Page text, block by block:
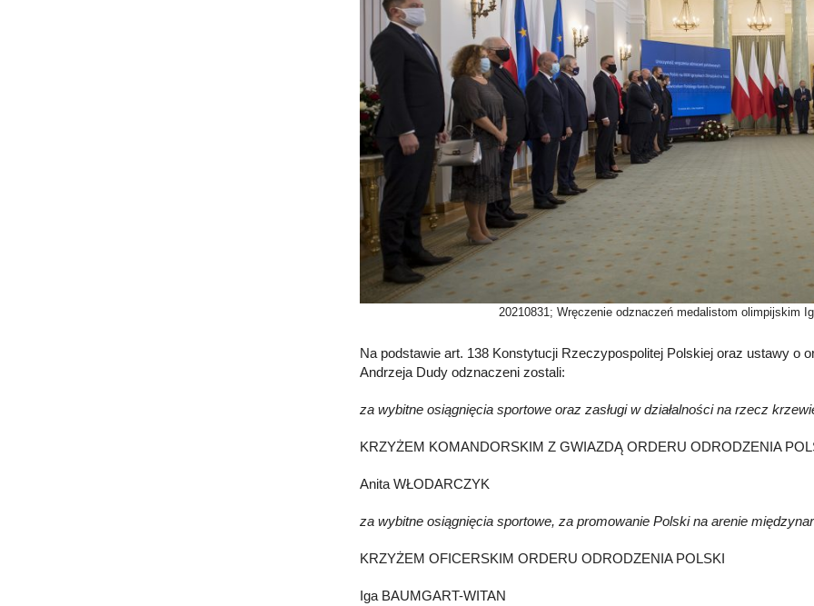
20210831; Wręczenie odznaczeń medalistom olimpijskim
Na podstawie art. 138 Konstytucji Rzeczypospolitej Polskiej oraz ustawy o
Andrzeja Dudy odznaczeni zostali:
za wybitne osiągnięcia sportowe oraz zasługi w działalności na rzecz
KRZYŻEM KOMANDORSKIM Z GWIAZDĄ ORDERU ODRODZENIA
Anita WŁODARCZYK
za wybitne osiągnięcia sportowe, za promowanie Polski na arenie
KRZYŻEM OFICERSKIM ORDERU ODRODZENIA POLSKI
Iga BAUMGART-WITAN